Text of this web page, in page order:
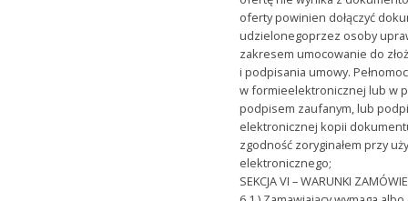
oferty powinien dołączyć
udzielonegoprzez osoby
zakresem umocowanie do
i podpisania umowy.
w formieelektronicznej lub w
podpisem zaufanym, lub
elektronicznej kopii
zgodność zoryginałem przy
elektronicznego;
SEKCJA VI – WARUNKI